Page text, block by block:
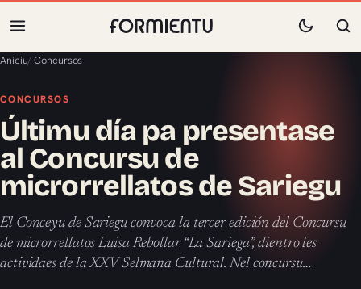
Aniciu/Concursos
CONCURSOS
Últimu día pa presentase
al Concursu de
microrrellatos de Sariegu
El Conceyu de Sariegu convoca la tercer edición del Concursu
de microrrellatos Luisa Rebollar “La Sariega”, dientro les
actividaes de la XXV Selmana Cultural. Nel concursu…